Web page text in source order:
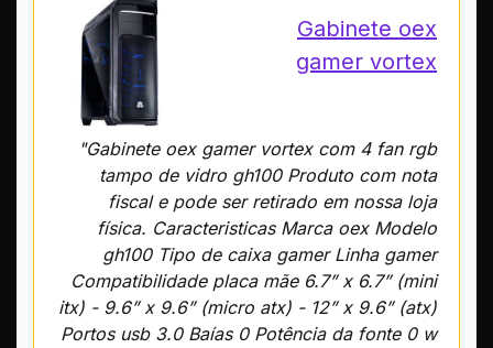
Gabinete oex
gamer vortex
"Gabinete oex gamer vortex com 4 fan rgb
tampo de vidro gh100 Produto com nota
fiscal e pode ser retirado em nossa loja
física. Caracteristicas Marca oex Modelo
gh100 Tipo de caixa gamer Linha gamer
Compatibilidade placa mãe 6.7” x 6.7” (mini
itx) - 9.6” x 9.6” (micro atx) - 12” x 9.6” (atx)
Portos usb 3.0 Baías 0 Potência da fonte 0 w